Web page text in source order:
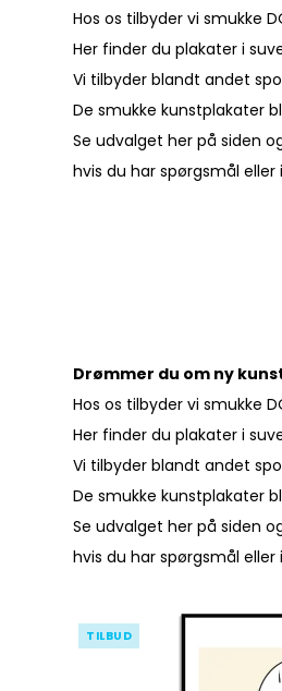
Hos os tilbyder vi smukke
Her finder du plakater i
Vi tilbyder blandt andet
De smukke kunstplakater
Se udvalget her på siden
hvis du har spørgsmål
Drømmer du om ny
Hos os tilbyder vi smukke
Her finder du plakater i
Vi tilbyder blandt andet
De smukke kunstplakater
Se udvalget her på siden
hvis du har spørgsmål
TILBUD